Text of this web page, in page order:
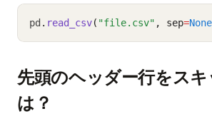
pd . read_csv( "file.csv" , sep=None
先頭のヘッダー行をス
は？